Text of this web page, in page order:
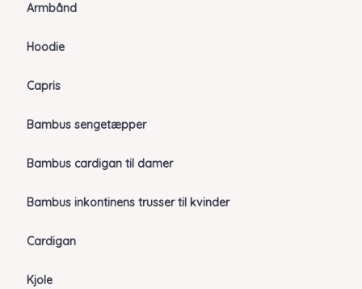
Armbånd
Hoodie
Capris
Bambus sengetæpper
Bambus cardigan til damer
Bambus inkontinens trusser til kvinder
Cardigan
Kjole